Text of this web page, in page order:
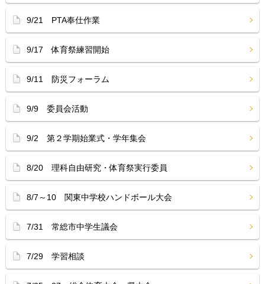
9/21 PTA奉仕作業
9/17 体育祭練習開始
9/11 防災フォーラム
9/9 委員会活動
9/2 第２学期始業式・学年集会
8/20 理科自由研究・体育祭実行委員
8/7～10 関東中学校ハンドボール大会
7/31 常総市中学生議会
7/29 学習相談